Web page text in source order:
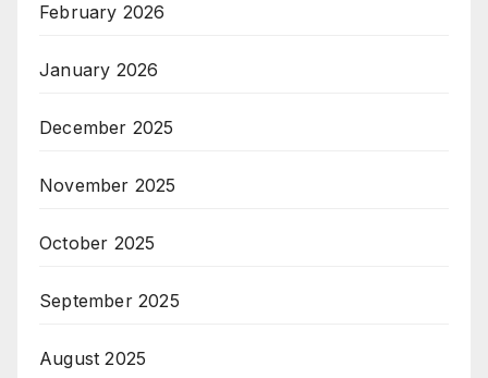
February 2026
January 2026
December 2025
November 2025
October 2025
September 2025
August 2025